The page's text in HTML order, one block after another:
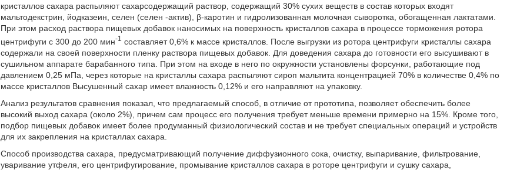
кристаллов сахара распыляют сахарсодержащий раствор, содержащий 30% сухих веществ в состав которых входят
мальтодекстрин, йодказеин, селен (селен -актив), β-каротин и гидролизованная молочная сыворотка, обогащенная лактатами.
При этом расход раствора пищевых добавок наносимых на поверхность кристаллов сахара в процессе торможения ротора
центрифуги с 300 до 200 мин-1 составляет 0,6% к массе кристаллов. После выгрузки из ротора центрифуги кристаллы сахара
содержали на своей поверхности пленку раствора пищевых добавок. Для доведения сахара до готовности его высушивают в
сушильном аппарате барабанного типа. При этом на входе в него по окружности установлены форсунки, работающие под
давлением 0,25 мПа, через которые на кристаллы сахара распыляют сироп мальтита концентрацией 70% в количестве 0,4% по
массе кристаллов Высушенный сахар имеет влажность 0,12% и его направляют на упаковку.
Анализ результатов сравнения показал, что предлагаемый способ, в отличие от прототипа, позволяет обеспечить более
высокий выход сахара (около 2%), причем сам процесс его получения требует меньше времени примерно на 15%. Кроме того,
подбор пищевых добавок имеет более продуманный физиологический состав и не требует специальных операций и устройств
для их закрепления на кристаллах сахара.
Способ производства сахара, предусматривающий получение диффузионного сока, очистку, выпаривание, фильтрование,
уваривание утфеля, его центрифугирование, промывание кристаллов сахара в роторе центрифуги и сушку сахара,